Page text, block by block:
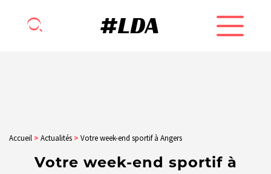
Accueil > Actualités > Votre week-end sportif à Angers
Votre week-end sportif à